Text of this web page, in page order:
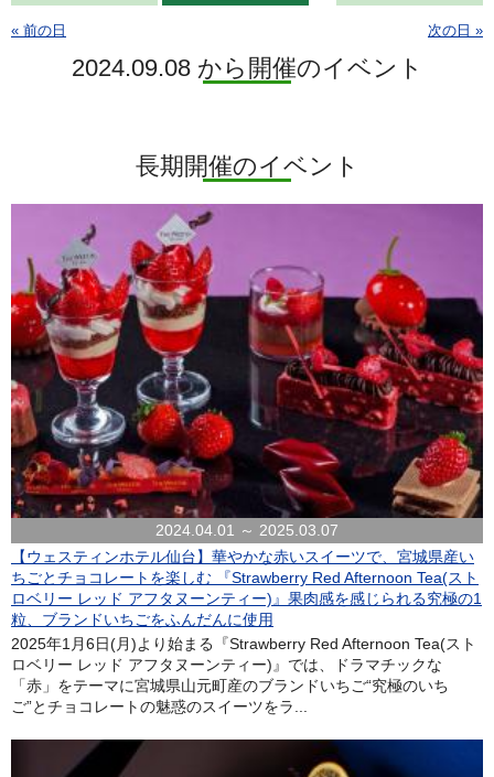
« 前の日 次の日 »
2024.09.08 から開催のイベント
長期開催のイベント
2024.04.01 ～ 2025.03.07
【ウェスティンホテル仙台】華やかな赤いスイーツで、宮城県産い
ちごとチョコレートを楽しむ 『Strawberry Red Afternoon Tea(スト
ロベリー レッド アフタヌーンティー)』果肉感を感じられる究極の1
粒、ブランドいちごをふんだんに使用
2025年1月6日(月)より始まる『Strawberry Red Afternoon Tea(スト
ロベリー レッド アフタヌーンティー)』では、ドラマチックな
「赤」をテーマに宮城県山元町産のブランドいちご“究極のいち
ご”とチョコレートの魅惑のスイーツをラ...